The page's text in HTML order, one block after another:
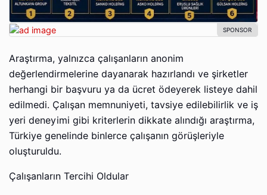
Araştırma, yalnızca çalışanların anonim
değerlendirmelerine dayanarak hazırlandı ve şirketler
herhangi bir başvuru ya da ücret ödeyerek listeye dahil
edilmedi. Çalışan memnuniyeti, tavsiye edilebilirlik ve iş
yeri deneyimi gibi kriterlerin dikkate alındığı araştırma,
Türkiye genelinde binlerce çalışanın görüşleriyle
oluşturuldu.
Çalışanların Tercihi Oldular